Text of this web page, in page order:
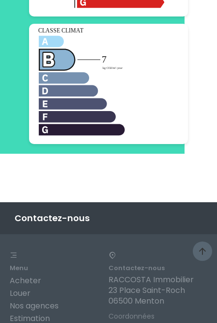
Contactez-nous
Menu
Acheter
Louer
Nos agences
Estimation
Contactez-nous
RACCOSTA Immobilier
23 Place Saint-Roch
06500 Menton
Coordonnées